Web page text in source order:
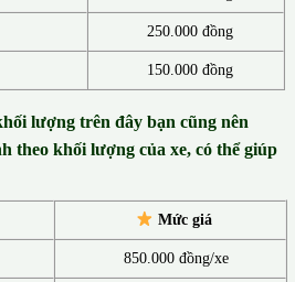
250.000 đồng
150.000 đồng
lượng trên đây bạn cũng nên
theo khối lượng của xe, có thể giúp
Mức giá
850.000 đồng/xe